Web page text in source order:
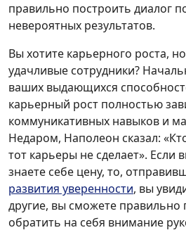
правильно построить диалог
невероятных результатов.
Вы хотите карьерного роста,
удачливые сотрудники?
ваших выдающихся
карьерный рост полностью
коммуникативных навыков и
Недаром, Наполеон сказал:
тот карьеры не сделает». Если
знаете себе цену, то,
развития уверенности, вы
другие, вы сможете правильно
обратить на себя внимание